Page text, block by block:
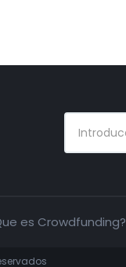
es Crowdfunding?